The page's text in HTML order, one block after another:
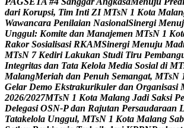
dari Korupsi, Tim Inti ZI MTsN 1 Kota Malan
Wawancara Penilaian NasionalSinergi Menuj
Unggul: Komite dan Manajemen MTsN 1 Kot
Rakor Sosialisasi RKAMSinergi Menuju Mad
MTsN 7 Kediri Lakukan Studi Tiru Pembang
Integritas dan Tata Kelola Media Sosial di MT
MalangMeriah dan Penuh Semangat, MTsN
Gelar Demo Ekstrakurikuler dan Organisasi
2026/2027MTsN 1 Kota Malang Jadi Saksi Pe
Delegasi OSN-P dan Rajutan Persaudaraan L
Tatakelola Unggul, MTsN 1 Kota Malang Sab